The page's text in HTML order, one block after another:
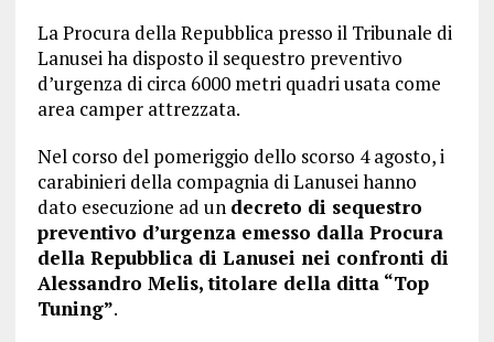
La Procura della Repubblica presso il Tribunale di
Lanusei ha disposto il sequestro preventivo
d’urgenza di circa 6000 metri quadri usata come
area camper attrezzata.
Nel corso del pomeriggio dello scorso 4 agosto, i
carabinieri della compagnia di Lanusei hanno
dato esecuzione ad un decreto di sequestro
preventivo d’urgenza emesso dalla Procura
della Repubblica di Lanusei nei confronti di
Alessandro Melis, titolare della ditta “Top
Tuning”.